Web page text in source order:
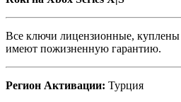
Все ключи лицензионные, куплены
имеют пожизненную гарантию.
Регион Активации: Турция